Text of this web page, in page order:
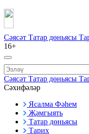
Сәясәт Татар дөньясы
16+
Сәясәт Татар дөньясы
Сәхифәләр
Ясалма Фәһем
Җәмгыять
Татар дөньясы
Тарих